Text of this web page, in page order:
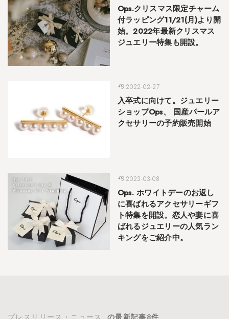
Ops.クリスマス限定チャーム
付ラッピング11/21(月)より開
始。2022年最新クリスマス
ジュエリー特集も開設。
2022-02-27
入卒式に向けて。ジュエリー
ショップOps、 国産パールア
クセサリーの予約販売開始
2023-03-08
Ops. ホワイトデーのお返し
に喜ばれるアクセサリーギフ
ト特集を開設。恋人や妻に喜
ばれるジュエリーの人気ラン
キングをご紹介中。
プレスリリース・ニュース の最新記事8件